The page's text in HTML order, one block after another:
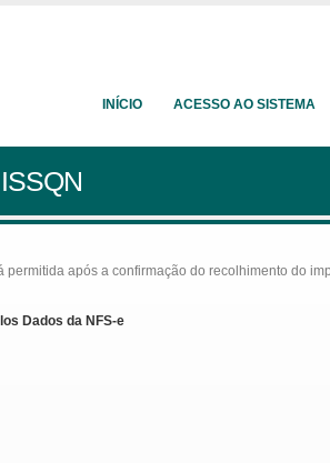
INÍCIO ACESSO AO SISTEMA
após a confirmação do recolhimento do
Dados da NFS-e